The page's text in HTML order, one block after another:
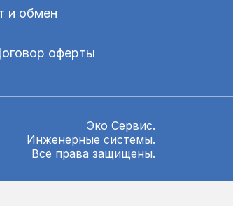
и обмен
оферты
Эко Сервис.
Инженерные системы.
Все права защищены.